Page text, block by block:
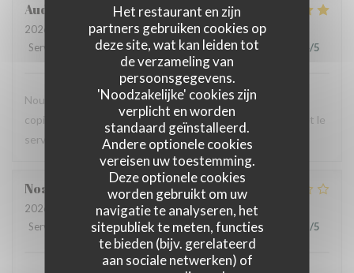
Het restaurant en zijn
partners gebruiken cookies op
deze site, wat kan leiden tot
de verzameling van
persoonsgegevens.
'Noodzakelijke' cookies zijn
verplicht en worden
standaard geïnstalleerd.
Andere optionele cookies
vereisen uw toestemming.
Deze optionele cookies
worden gebruikt om uw
navigatie te analyseren, het
sitepubliek te meten, functies
te bieden (bijv. gerelateerd
aan sociale netwerken) of
Audrey
2026-07-12
- 12:00 - Gasten 2
Service
Atmosfeer:4 /5 Keuken :5/5 Kwaliteit / Prijs /5
Nous avons testé le Sister's café pour un brunch entre
copines et n'avons pas été déçues : le menu est copieux et le
service très agréable.
Noah
2026-07-07
- 19:30 - Gasten 6
Service
Atmosfeer :4/5 Keuken:1 /5 Kwaliteit / Prijs /5